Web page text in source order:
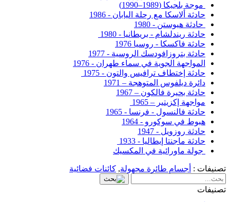
موجة بلجيكا (1989–1990)
حادثة ألاسكا مع رحلة اليابان - 1986
حادثة هيوستن - 1980
حادثة ريندلشام - بريطانيا - 1980
حادثة فاكسكا - روسيا 1976
حادثة بتروزافودسك الروسية - 1977
المواجهة الجوية في سماء طهران - 1976
حادثة إختطاف ترافيس والتون - 1975
دائرة ديلفوس المتوهجة – 1971
حادثة بحيرة فالكون – 1967
مواجهة إكزيتير – 1965
حادثة فالنسول - فرنسا - 1965
هبوط في سوكورو - 1964
حادثة روزويل - 1947
حادثة ماجنتا إيطاليا - 1933
جولة ماورائية في المكسيك
تصنيفات : أجسام طائرة مجهولة, كائنات فضائية
تصنيفات